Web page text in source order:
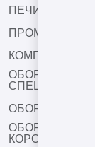
ПЕЧИ
СПЕЦИЙ
КОРОЧКИ